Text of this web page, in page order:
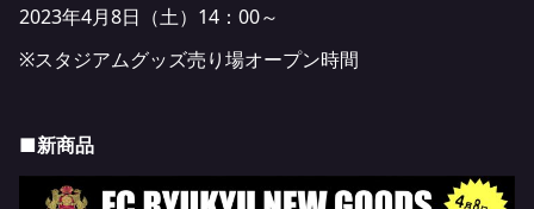
2023年4月8日（土）14：00～
※スタジアムグッズ売り場オープン時間
■新商品